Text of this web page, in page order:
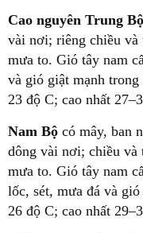
Cao nguyên Trung Bộ
vài nơi; riêng chiều và
mưa to. Gió tây nam
và gió giật mạnh
23 độ C; cao nhất
Nam Bộ có mây, ban
dông vài nơi; chiều và
mưa to. Gió tây nam
lốc, sét, mưa đá và
26 độ C; cao nhất